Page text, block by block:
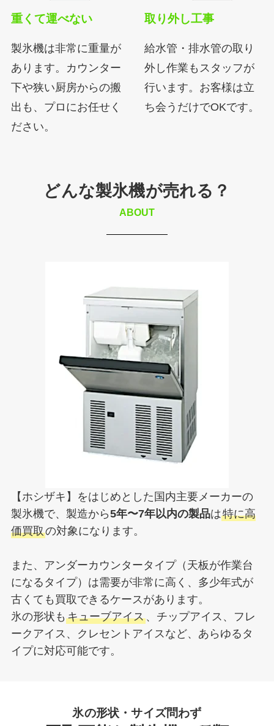
重くて運べない
製氷機は非常に重量が
あります。カウンター
下や狭い厨房からの搬
出も、プロにお任せく
ださい。
取り外し工事
給水管・排水管の取り
外し作業もスタッフが
行います。お客様は立
ち会うだけでOKです。
どんな製氷機が売れる？
ABOUT
【ホシザキ】をはじめとした国内主要メーカーの
製氷機で、製造から5年〜7年以内の製品は特に高
価買取の対象になります。
また、アンダーカウンタータイプ（天板が作業台
になるタイプ）は需要が非常に高く、多少年式が
古くても買取できるケースがあります。
氷の形状も キューブアイス、チップアイス、フレ
ークアイス、クレセントアイスなど、あらゆるタ
イプに対応可能です。
氷の形状・サイズ問わず